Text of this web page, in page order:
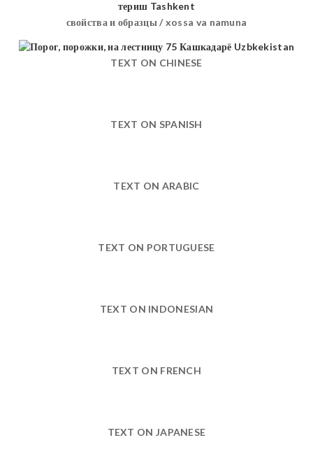
свойства и образцы / xossa va namuna
TEXT ON CHINESE
TEXT ON SPANISH
TEXT ON ARABIC
TEXT ON PORTUGUESE
TEXT ON INDONESIAN
TEXT ON FRENCH
TEXT ON JAPANESE